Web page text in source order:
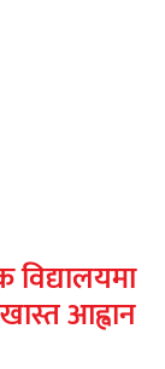
विद्यालयमा
आह्वान